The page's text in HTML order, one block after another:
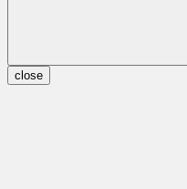
close